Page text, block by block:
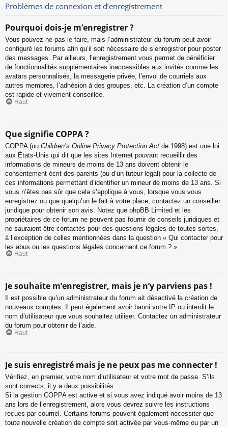
Problèmes de connexion et d’enregistrement
Pourquoi dois-je m’enregistrer ?
Vous pouvez ne pas le faire, mais l’administrateur du forum peut avoir
configuré les forums afin qu’il soit nécessaire de s’enregistrer pour poster
des messages. Par ailleurs, l’enregistrement vous permet de bénéficier
de fonctionnalités supplémentaires inaccessibles aux invités comme les
avatars personnalisés, la messagerie privée, l’envoi de courriels aux
autres membres, l’adhésion à des groupes, etc. La création d’un compte
est rapide et vivement conseillée.
Haut
Que signifie COPPA ?
COPPA (ou Children’s Online Privacy Protection Act de 1998) est une loi
aux États-Unis qui dit que les sites Internet pouvant recueillir des
informations de mineurs de moins de 13 ans doivent obtenir le
consentement écrit des parents (ou d’un tuteur légal) pour la collecte de
ces informations permettant d’identifier un mineur de moins de 13 ans. Si
vous n’êtes pas sûr que cela s’applique à vous, lorsque vous vous
enregistrez ou que quelqu’un le fait à votre place, contactez un conseiller
juridique pour obtenir son avis. Notez que phpBB Limited et les
propriétaires de ce forum ne peuvent pas fournir de conseils juridiques et
ne sauraient être contactés pour des questions légales de toutes sortes,
à l’exception de celles mentionnées dans la question « Qui contacter pour
les abus ou les questions légales concernant ce forum ? ».
Haut
Je souhaite m’enregistrer, mais je n’y parviens pas !
Il est possible qu’un administrateur du forum ait désactivé la création de
nouveaux comptes. Il peut également avoir banni votre IP ou interdit le
nom d’utilisateur que vous souhaitez utiliser. Contactez un administrateur
du forum pour obtenir de l’aide.
Haut
Je suis enregistré mais je ne peux pas me connecter !
Vérifiez, en premier, votre nom d’utilisateur et votre mot de passe. S’ils
sont corrects, il y a deux possibilités :
Si la gestion COPPA est active et si vous avez indiqué avoir moins de 13
ans lors de l’enregistrement, alors vous devrez suivre les instructions
reçues par courriel. Certains forums peuvent également nécessiter que
toute nouvelle création de compte soit activée par vous-même ou par un